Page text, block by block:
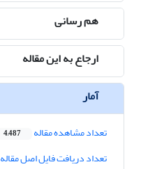
هم رسانی
ارجاع به این مقاله
آمار
تعداد مشاهده مقاله 4,487
تعداد دریافت فایل اصل مقاله